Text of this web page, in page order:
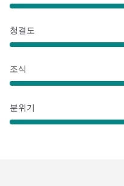
청결도
조식
분위기